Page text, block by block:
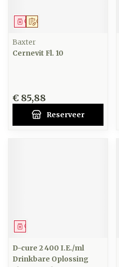
Op voorschrift
Geneesmiddel
Baxter
Cernevit Fl. 10
€ 85,88
Reserveer
Geneesmiddel
D-cure 2 400 I.E./ml
Drinkbare Oplossing